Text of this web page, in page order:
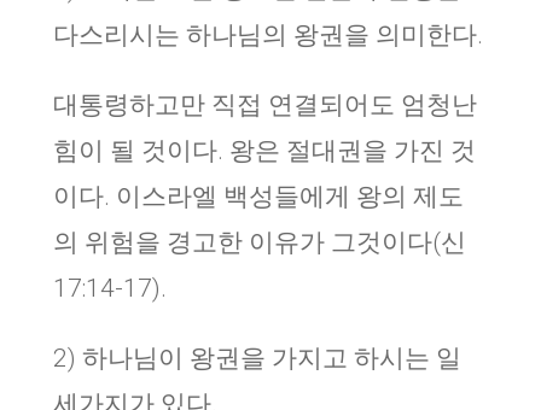
다스리시는 하나님의 왕권을 의미한다.
대통령하고만 직접 연결되어도 엄청난
힘이 될 것이다. 왕은 절대권을 가진 것
이다. 이스라엘 백성들에게 왕의 제도
의 위험을 경고한 이유가 그것이다(신
17:14-17).
2) 하나님이 왕권을 가지고 하시는 일
세가지가 있다.